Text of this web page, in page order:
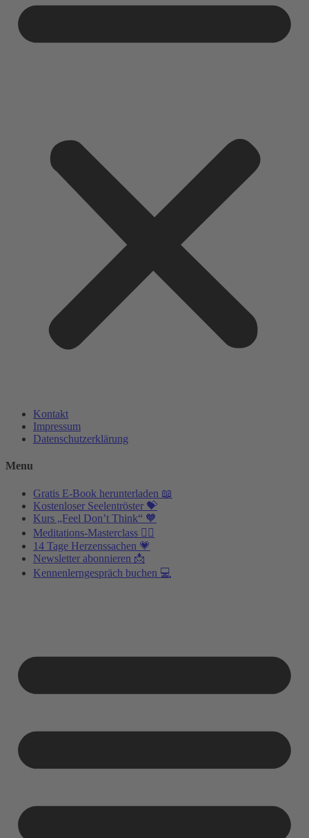
Kontakt
Impressum
Datenschutzerklärung
Menu
Gratis E-Book herunterladen 📖
Kostenloser Seelentröster 💝
Kurs „Feel Don’t Think“ 🧡
Meditations-Masterclass 🧘‍♂️
14 Tage Herzenssachen 💗
Newsletter abonnieren 📩
Kennenlerngespräch buchen 💻